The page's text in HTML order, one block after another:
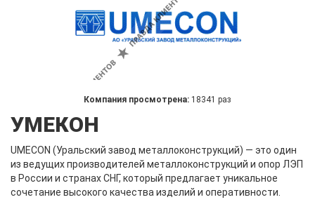
Компания просмотрена: 18341 раз
УМЕКОН
UMECON (Уральский завод металлоконструкций) — это один
из ведущих производителей металлоконструкций и опор ЛЭП
в России и странах СНГ, который предлагает уникальное
сочетание высокого качества изделий и оперативности.